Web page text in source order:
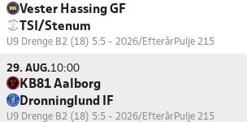
Vester Hassing GF
TSI/Stenum
U9 Drenge B2 (18) 5:5 - 2026/EfterårPulje 215
29. AUG.10:00
KB81 Aalborg
Dronninglund IF
U9 Drenge B2 (18) 5:5 - 2026/EfterårPulje 215